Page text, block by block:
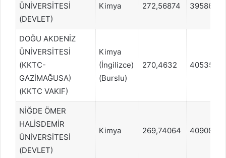
ÜNİVERSİTESİ
(DEVLET)
Kimya 272,56874 395860
DOĞU AKDENİZ
ÜNİVERSİTESİ
(KKTC-
GAZİMAĞUSA)
(KKTC VAKIF)
Kimya
(İngilizce)
(Burslu)
270,4632 405352
NİĞDE ÖMER
HALİSDEMİR
ÜNİVERSİTESİ
(DEVLET)
Kimya 269,74064 409083